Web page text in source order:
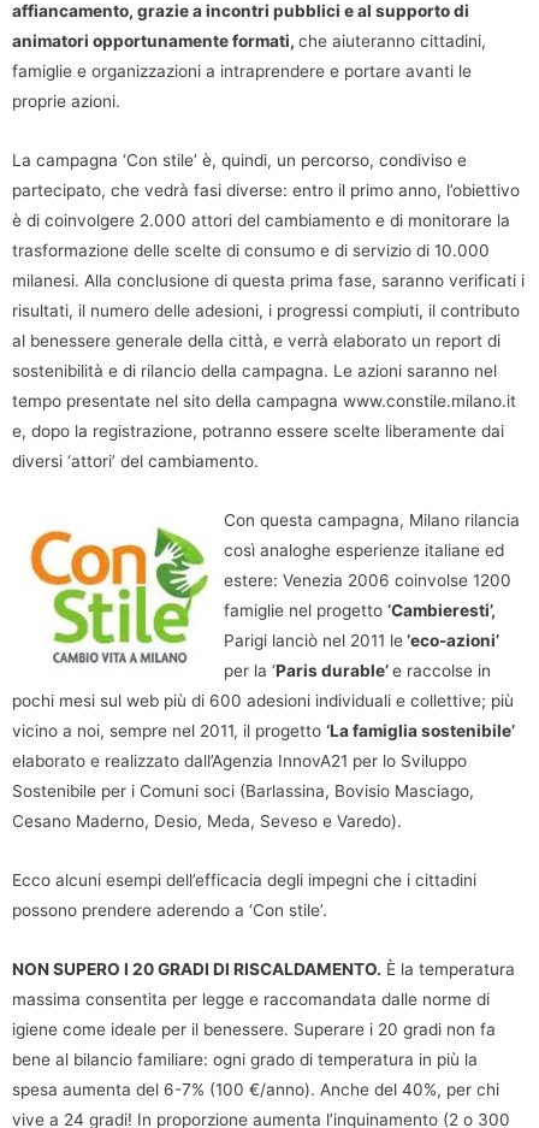
affiancamento, grazie a incontri pubblici e al supporto di
animatori opportunamente formati, che aiuteranno cittadini,
famiglie e organizzazioni a intraprendere e portare avanti le
proprie azioni.
La campagna ‘Con stile’ è, quindi, un percorso, condiviso e
partecipato, che vedrà fasi diverse: entro il primo anno, l’obiettivo
è di coinvolgere 2.000 attori del cambiamento e di monitorare la
trasformazione delle scelte di consumo e di servizio di 10.000
milanesi. Alla conclusione di questa prima fase, saranno verificati i
risultati, il numero delle adesioni, i progressi compiuti, il contributo
al benessere generale della città, e verrà elaborato un report di
sostenibilità e di rilancio della campagna. Le azioni saranno nel
tempo presentate nel sito della campagna www.constile.milano.it
e, dopo la registrazione, potranno essere scelte liberamente dai
diversi ‘attori’ del cambiamento.
Con questa campagna, Milano rilancia
così analoghe esperienze italiane ed
estere: Venezia 2006 coinvolse 1200
famiglie nel progetto ‘Cambieresti’,
Parigi lanciò nel 2011 le‘eco-azioni’
per la ‘Paris durable’e raccolse in
pochi mesi sul web più di 600 adesioni individuali e collettive; più
vicino a noi, sempre nel 2011, il progetto ‘La famiglia sostenibile’
elaborato e realizzato dall’Agenzia InnovA21 per lo Sviluppo
Sostenibile per i Comuni soci (Barlassina, Bovisio Masciago,
Cesano Maderno, Desio, Meda, Seveso e Varedo).
Ecco alcuni esempi dell’efficacia degli impegni che i cittadini
possono prendere aderendo a ‘Con stile’.
NON SUPERO I 20 GRADI DI RISCALDAMENTO. È la temperatura
massima consentita per legge e raccomandata dalle norme di
igiene come ideale per il benessere. Superare i 20 gradi non fa
bene al bilancio familiare: ogni grado di temperatura in più la
spesa aumenta del 6-7% (100 €/anno). Anche del 40%, per chi
vive a 24 gradi! In proporzione aumenta l’inquinamento (2 o 300